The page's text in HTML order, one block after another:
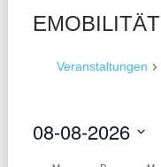
EMOBILITÄT
Veranstaltungen
08-08-2026